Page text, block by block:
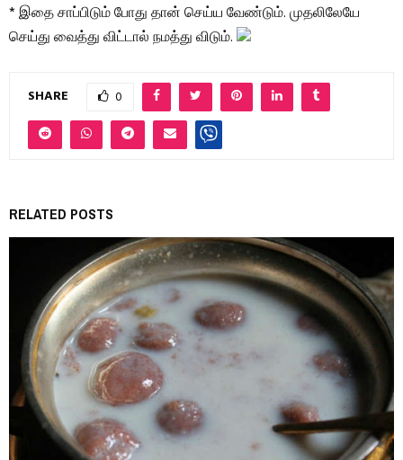
* இதை சாப்பிடும் போது தான் செய்ய வேண்டும். முதலிலேயே
செய்து வைத்து விட்டால் நமத்து விடும்.
SHARE 0
RELATED POSTS